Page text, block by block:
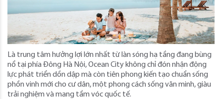
Là trung tâm hưởng lợi lớn nhất từ làn sóng hạ tầng đang bùng
nổ tại phía Đông Hà Nội, Ocean City không chỉ đón nhận động
lực phát triển dồn dập mà còn tiên phong kiến tạo chuẩn sống
phồn vinh mới cho cư dân, một phong cách sống văn minh, giàu
trải nghiệm và mang tầm vóc quốc tế.